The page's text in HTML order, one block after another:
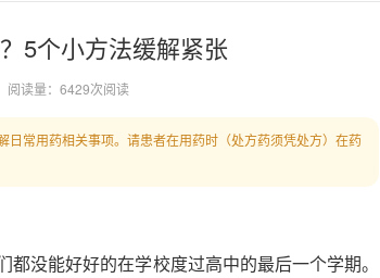
5个小方法缓解紧张
阅读量：6429次阅读
常用药相关事项。请患者在用药时（处方药须凭处方）在药
没能好好的在学校度过高中的最后一个学期。